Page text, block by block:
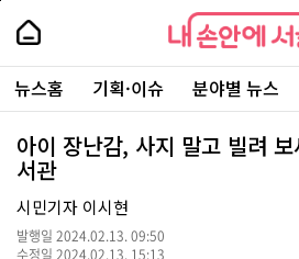
본
로
가
내
손
안
에
서
울
-
서
울
시
대
표
소
내
손
에
울
주
요
서
뉴스홈 기획·이슈 분야별 뉴스
아이 장난감, 사지 말고 빌려
서관
시민기자 이시현
발행일 2024.02.13. 09:50
수정일 2024.02.13. 15:13
페
상
단
로